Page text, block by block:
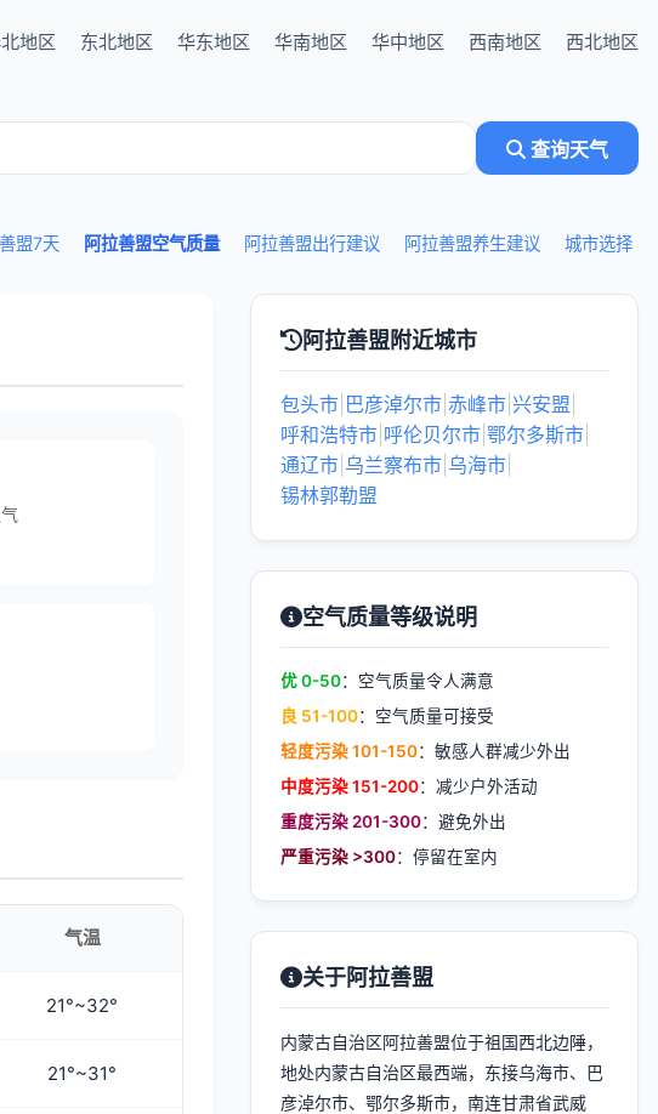
地区 东北地区 华东地区 华南地区 华中地区 西南地区 西北地区
查询天气
盟7天 阿拉善盟空气质量 阿拉善盟出行建议 阿拉善盟养生建议 城市选择
气温
21°~32°
21°~31°
阿拉善盟附近城市
包头市 巴彦淖尔市 赤峰市 兴安盟
呼和浩特市 呼伦贝尔市 鄂尔多斯市
通辽市 乌兰察布市 乌海市
锡林郭勒盟
空气质量等级说明
优 0-50：空气质量令人满意
良 51-100：空气质量可接受
轻度污染 101-150：敏感人群减少外出
中度污染 151-200：减少户外活动
重度污染 201-300：避免外出
严重污染 >300：停留在室内
关于阿拉善盟
内蒙古自治区阿拉善盟位于祖国西北边陲，
地处内蒙古自治区最西端，东接乌海市、巴
彦淖尔市、鄂尔多斯市，南连甘肃省武威